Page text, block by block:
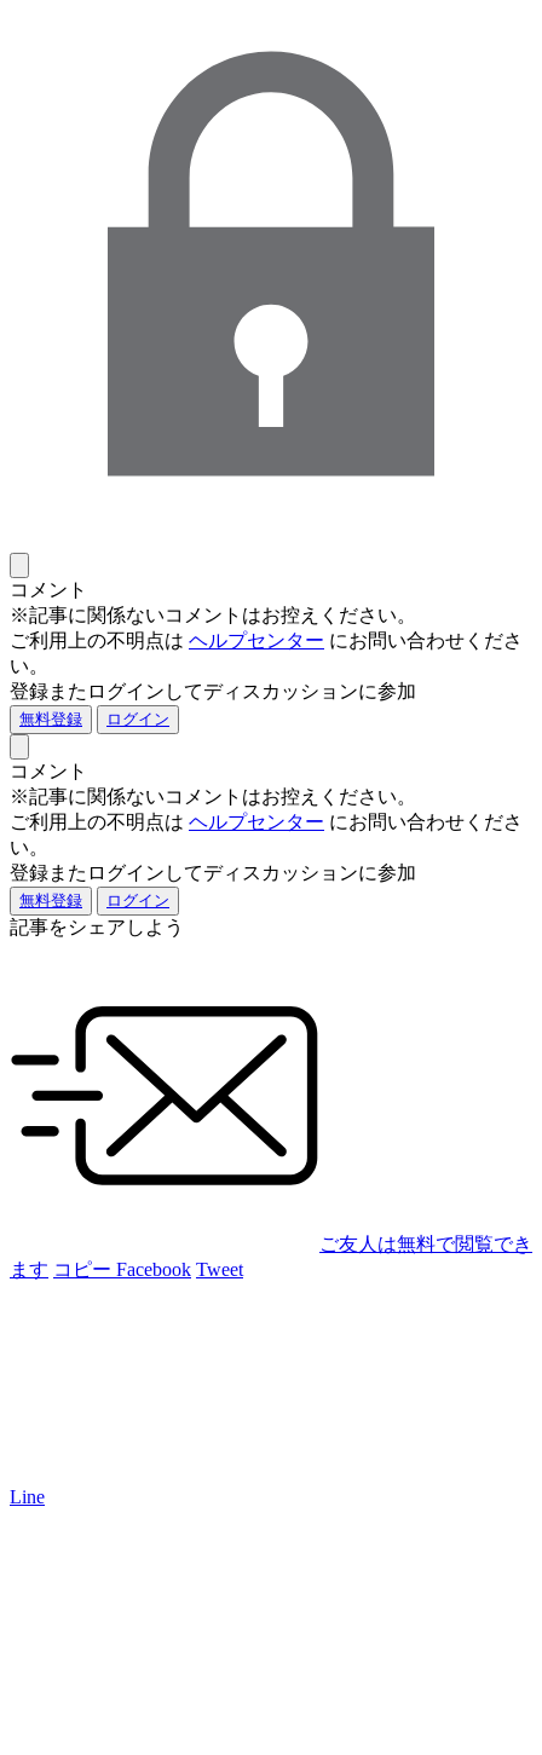
コメント
※記事に関係ないコメントはお控えください。
ご利用上の不明点は ヘルプセンター にお問い合わせくださ
い。
登録またログインしてディスカッションに参加
無料登録 ログイン
コメント
※記事に関係ないコメントはお控えください。
ご利用上の不明点は ヘルプセンター にお問い合わせくださ
い。
登録またログインしてディスカッションに参加
無料登録 ログイン
記事をシェアしよう
ご友人は無料で閲覧でき
ます コピー Facebook Tweet
Line